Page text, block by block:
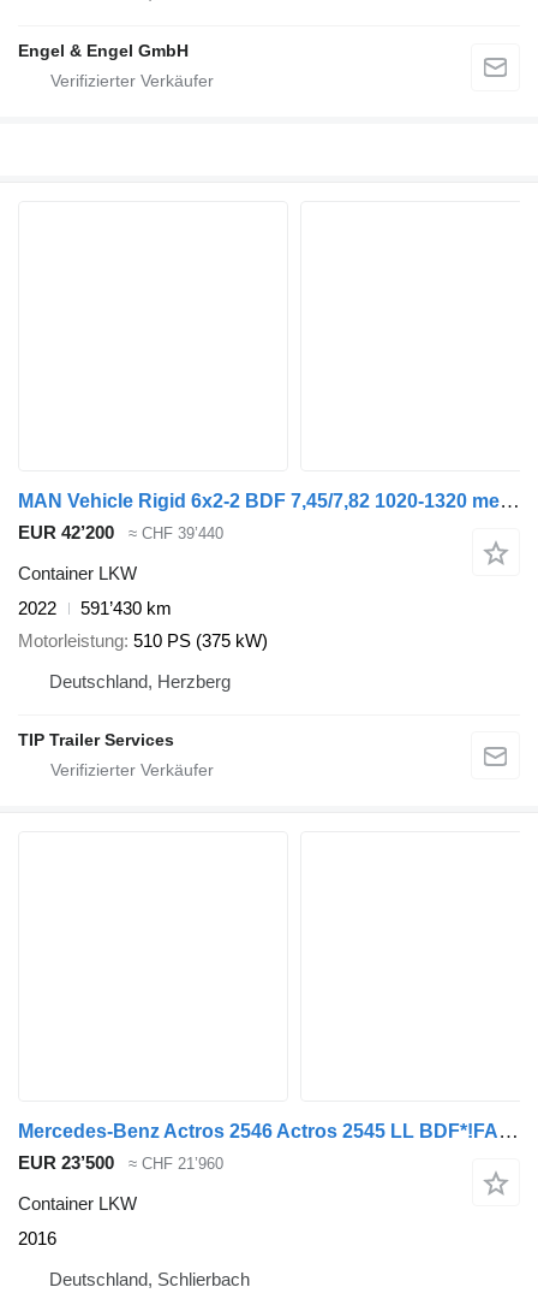
Engel & Engel GmbH
MAN Vehicle Rigid 6x2-2 BDF 7,45/7,82 1020-1320 mechanic
EUR 42’200 ≈ CHF 39’440
Container LKW
2022
591’430 km
Motorleistung 510 PS (375 kW)
Deutschland, Herzberg
TIP Trailer Services
Mercedes-Benz Actros 2546 Actros 2545 LL BDF*!FAHRSCHULAUTO!*Intarder* E6
EUR 23’500 ≈ CHF 21’960
Container LKW
2016
Deutschland, Schlierbach